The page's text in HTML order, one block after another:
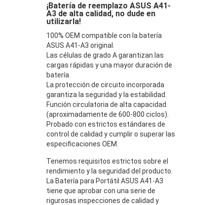
¡Batería de reemplazo ASUS A41-
A3 de alta calidad, no dude en
utilizarla!
100% OEM compatible con la batería
ASUS A41-A3 original.
Las células de grado A garantizan las
cargas rápidas y una mayor duración de
batería.
La protección de circuito incorporada
garantiza la seguridad y la estabilidad.
Función circulatoria de alta capacidad
(aproximadamente de 600-800 ciclos).
Probado con estrictos estándares de
control de calidad y cumplir o superar las
especificaciones OEM.
Tenemos requisitos estrictos sobre el
rendimiento y la seguridad del producto.
La Batería para Portátil ASUS A41-A3
tiene que aprobar con una serie de
rigurosas inspecciones de calidad y